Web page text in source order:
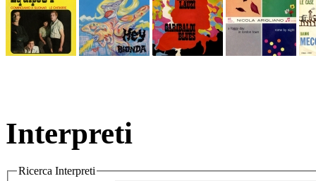
Interpreti
Ricerca Interpreti